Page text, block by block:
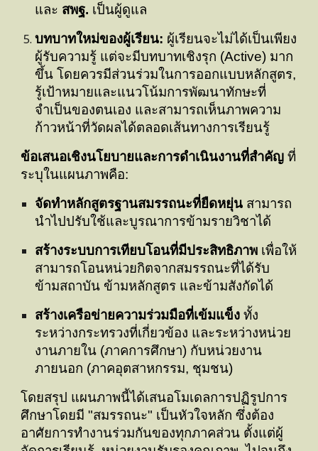
และ สพฐ. เป็นผู้ดูแล
บทบาทใหม่ของผู้เรียน: ผู้เรียนจะไม่ได้เป็นเพียง
ผู้รับความรู้ แต่จะมีบทบาทเชิงรุก (Active) มาก
ขึ้น โดยควรมีส่วนร่วมในการออกแบบหลักสูตร,
รู้เป้าหมายและแนวโน้มการพัฒนาทักษะที่
จำเป็นของตนเอง และสามารถเห็นภาพความ
ก้าวหน้าที่วัดผลได้ตลอดเส้นทางการเรียนรู้
ข้อเสนอเชิงนโยบายและการดำเนินงานที่สำคัญ ที่
ระบุในแผนภาพคือ:
จัดทำหลักสูตรฐานสมรรถนะที่ยืดหยุ่น สามารถ
นำไปปรับใช้และบูรณาการข้ามรายวิชาได้
สร้างระบบการเทียบโอนที่มีประสิทธิภาพ เพื่อให้
สามารถโอนหน่วยกิตจากสมรรถนะที่ได้รับ
ข้ามสถาบัน ข้ามหลักสูตร และข้ามสังกัดได้
สร้างเครือข่ายความร่วมมือที่เข้มแข็ง ทั้ง
ระหว่างกระทรวงที่เกี่ยวข้อง และระหว่างหน่วย
งานภายใน (ภาคการศึกษา) กับหน่วยงาน
ภายนอก (ภาคอุตสาหกรรม, ชุมชน)
โดยสรุป แผนภาพนี้ได้เสนอโมเดลการปฏิรูปการ
ศึกษาโดยมี "สมรรถนะ" เป็นหัวใจหลัก ซึ่งต้อง
อาศัยการทำงานร่วมกันของทุกภาคส่วน ตั้งแต่ผู้